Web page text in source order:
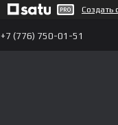
Создать
+7 (776) 750-01-51